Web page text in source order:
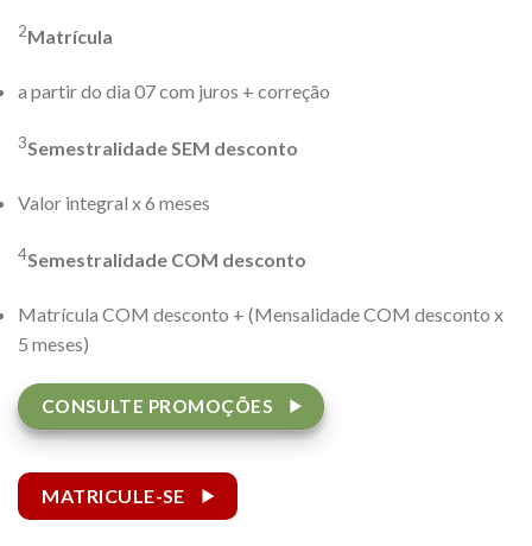
2Matrícula
a partir do dia 07 com juros + correção
3Semestralidade SEM desconto
Valor integral x 6 meses
4Semestralidade COM desconto
Matrícula COM desconto + (Mensalidade COM desconto x
5 meses)
CONSULTE PROMOÇÕES
MATRICULE-SE